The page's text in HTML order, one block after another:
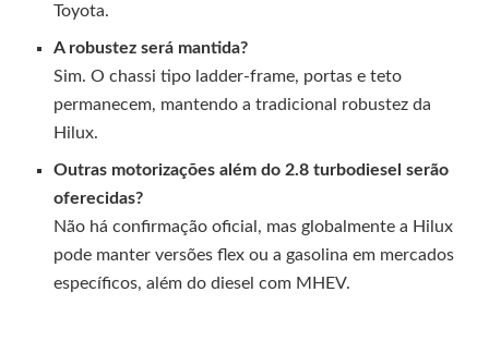
Toyota.
A robustez será mantida?
Sim. O chassi tipo ladder-frame, portas e teto
permanecem, mantendo a tradicional robustez da
Hilux.
Outras motorizações além do 2.8 turbodiesel serão
oferecidas?
Não há confirmação oficial, mas globalmente a Hilux
pode manter versões flex ou a gasolina em mercados
específicos, além do diesel com MHEV.